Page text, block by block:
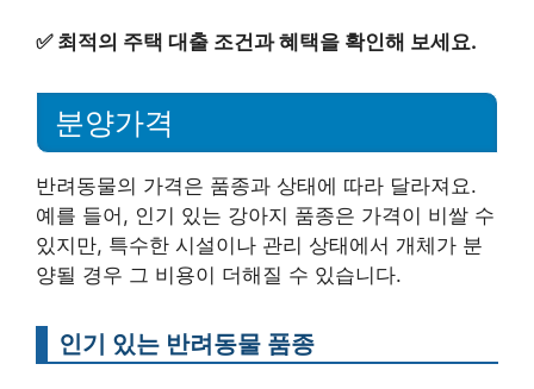
✅ 최적의 주택 대출 조건과 혜택을 확인해 보세요.
분양가격
반려동물의 가격은 품종과 상태에 따라 달라져요.
예를 들어, 인기 있는 강아지 품종은 가격이 비쌀 수
있지만, 특수한 시설이나 관리 상태에서 개체가 분
양될 경우 그 비용이 더해질 수 있습니다.
인기 있는 반려동물 품종